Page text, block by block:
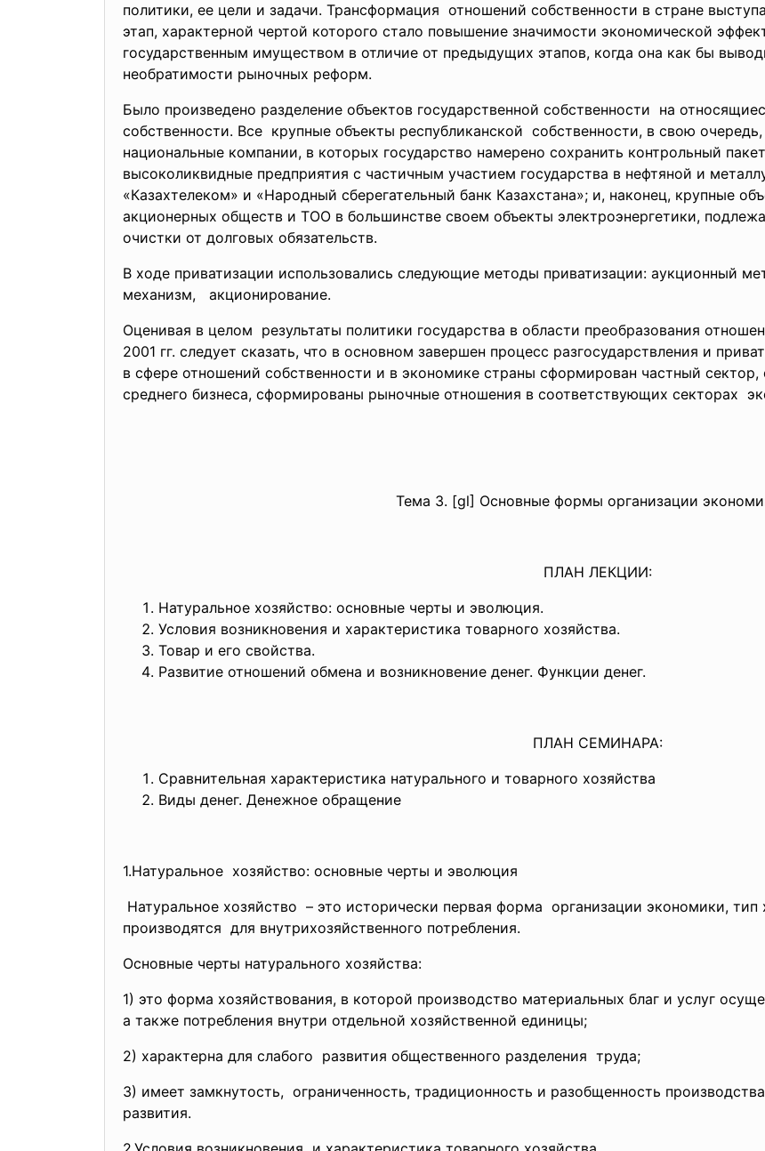
политики, ее цели и задачи. Трансформация отношений собственности в стране
этап, характерной чертой которого стало повышение значимости экономической
государственным имуществом в отличие от предыдущих этапов, когда она как бы
необратимости рыночных реформ.
Было произведено разделение объектов государственной собственности на
собственности. Все крупные объекты республиканской собственности, в свою
национальные компании, в которых государство намерено сохранить контрольный
высоколиквидные предприятия с частичным участием государства в нефтяной и
«Казахтелеком» и «Народный сберегательный банк Казахстана»; и, наконец, крупные
акционерных обществ и ТОО в большинстве своем объекты электроэнергетики,
очистки от долговых обязательств.
В ходе приватизации использовались следующие методы приватизации: аукционный
механизм, акционирование.
Оценивая в целом результаты политики государства в области преобразования
2001 гг. следует сказать, что в основном завершен процесс разгосударствления и
в сфере отношений собственности и в экономике страны сформирован частный сектор,
среднего бизнеса, сформированы рыночные отношения в соответствующих секторах
Тема 3. [gl] Основные формы организации
ПЛАН ЛЕКЦИИ:
Натуральное хозяйство: основные черты и эволюция.
Условия возникновения и характеристика товарного хозяйства.
Товар и его свойства.
Развитие отношений обмена и возникновение денег. Функции денег.
ПЛАН СЕМИНАРА:
Сравнительная характеристика натурального и товарного хозяйства
Виды денег. Денежное обращение
1.Натуральное хозяйство: основные черты и эволюция
Натуральное хозяйство – это исторически первая форма организации экономики, тип
производятся для внутрихозяйственного потребления.
Основные черты натурального хозяйства:
1) это форма хозяйствования, в которой производство материальных благ и услуг
а также потребления внутри отдельной хозяйственной единицы;
2) характерна для слабого развития общественного разделения труда;
3) имеет замкнутость, ограниченность, традиционность и разобщенность
развития.